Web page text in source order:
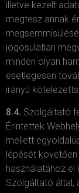
illetve kezelt
megtesz annak
jogosulatlan
minden olyan
esetlegesen
irányú
8.4. Szolgáltató
Érintettek
mellett
lépését
használatához
Szolgáltató által,